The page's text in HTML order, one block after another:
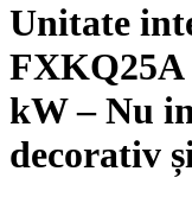
Unitate
FXKQ25A
kW – Nu
decorativ